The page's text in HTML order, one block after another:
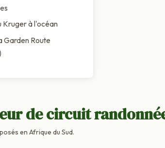
Kruger à l'océan
Garden Route
de circuit
en Afrique du Sud.